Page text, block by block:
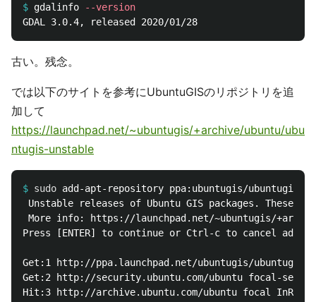
$ gdalinfo
--version
古い。残念。
では以下のサイトを参考にUbuntuGISのリポジトリを追
加して
https://launchpad.net/~ubuntugis/+archive/ubuntu/ubu
ntugis-unstable
$ sudo
Unstable releases of Ubuntu GIS packages. These
More info: https://launchpad.net/~ubuntugis/
Press [ENTER] to continue or Ctrl-c to cancel
Get:1 http://ppa.launchpad.net/ubuntugis/
Get:2 http://security.ubuntu.com/ubuntu focal-
Hit:3 http://archive.ubuntu.com/ubuntu focal